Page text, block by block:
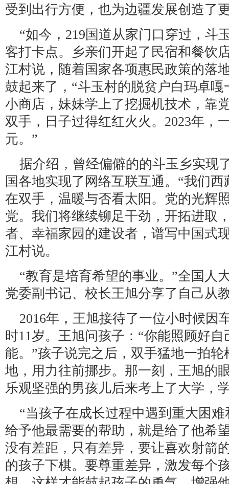
受到出行方便，也为边疆发展创造了
“如今，219国道从家门口穿过，斗
客打卡点。乡亲们开起了民宿和餐饮
江村说，随着国家各项惠民政策的落
鼓起来了，“斗玉村的脱贫户白玛卓
小商店，妹妹学上了挖掘机技术，靠
双手，日子过得红红火火。2023年，
元。”
据介绍，曾经偏僻的的斗玉乡实现
国各地实现了网络互联互通。“我们
在双手，温暖与否看太阳。党的光辉
党。我们将继续铆足干劲，开拓进取
者、幸福家园的建设者，谱写中国式
江村说。
“教育是培育希望的事业。”全国人
党委副书记、校长王旭分享了自己从
2016年，王旭接待了一位小时候因
时11岁。王旭问孩子：“你能照顾好自
能。”孩子说完之后，双手猛地一拍
地，用力往前挪步。那一刻，王旭的
乐观坚强的男孩儿后来考上了大学，
“当孩子在成长过程中遇到重大困
给予他最需要的帮助，就是给了他希
没有差距，只有差异，要让喜欢射箭
的孩子下棋。要尊重差异，激发每个